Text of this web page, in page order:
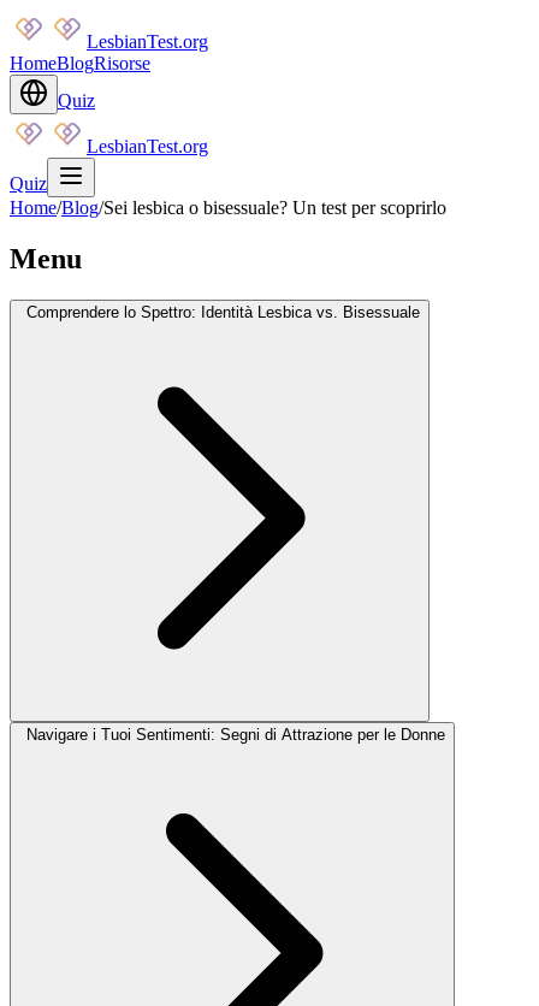
LesbianTest.org
HomeBlogRisorse
Quiz
LesbianTest.org
Quiz
Home/Blog/Sei lesbica o bisessuale? Un test per scoprirlo
Menu
Comprendere lo Spettro: Identità Lesbica vs. Bisessuale
Navigare i Tuoi Sentimenti: Segni di Attrazione per le Donne